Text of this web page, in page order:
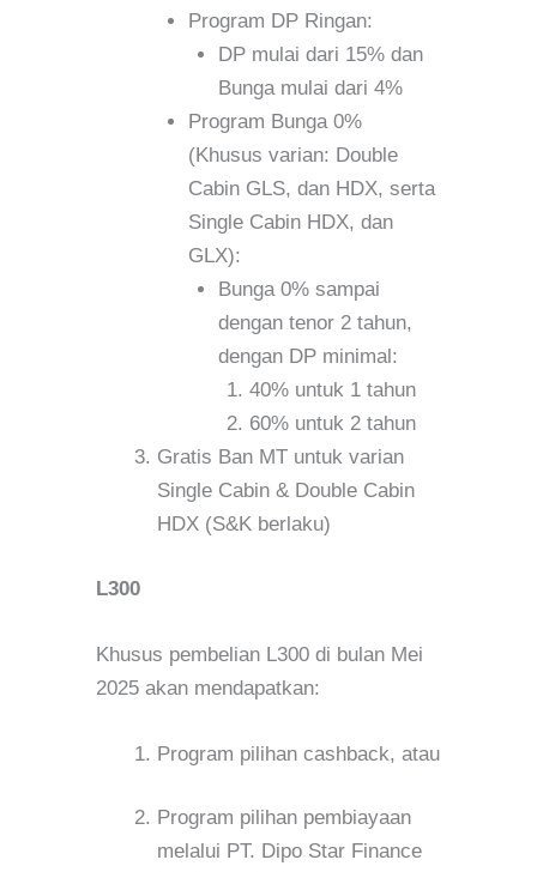
Program DP Ringan:
DP mulai dari 15% dan
Bunga mulai dari 4%
Program Bunga 0%
(Khusus varian: Double
Cabin GLS, dan HDX, serta
Single Cabin HDX, dan
GLX):
Bunga 0% sampai
dengan tenor 2 tahun,
dengan DP minimal:
40% untuk 1 tahun
60% untuk 2 tahun
Gratis Ban MT untuk varian
Single Cabin & Double Cabin
HDX (S&K berlaku)
L300
Khusus pembelian L300 di bulan Mei
2025 akan mendapatkan:
Program pilihan cashback, atau
Program pilihan pembiayaan
melalui PT. Dipo Star Finance